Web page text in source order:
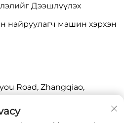
Дээшлүүлэх
найруулагч машин хэрхэн
Road, Zhangqiao,
Wenzhou City,
325409